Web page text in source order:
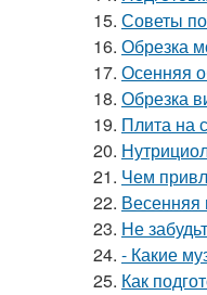
15. Советы
16. Обрезка
17. Осенняя
18. Обрезка
19. Плита на
20.
21. Чем
22. Весенняя
23. Не
24. - Какие
25. Как